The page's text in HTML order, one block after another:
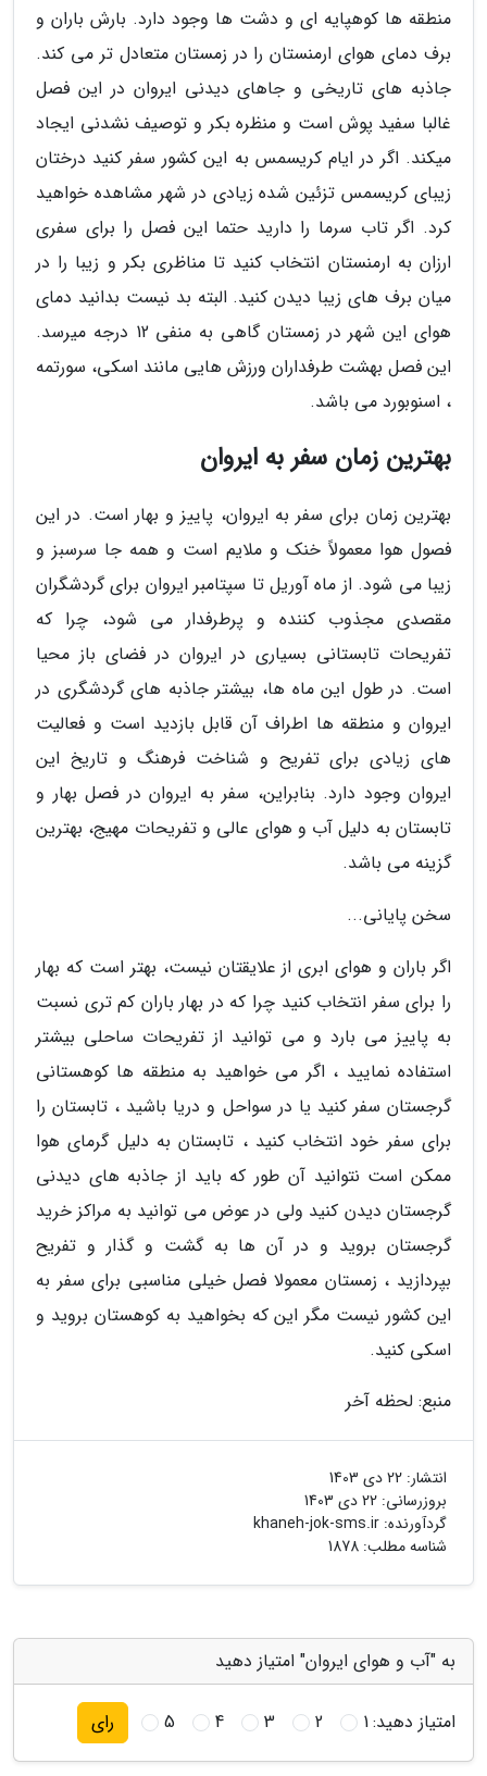
منطقه ها کوهپایه ای و دشت ها وجود دارد. بارش باران و
برف دمای هوای ارمنستان را در زمستان متعادل تر می کند.
جاذبه های تاریخی و جاهای دیدنی ایروان در این فصل
غالبا سفید پوش است و منظره بکر و توصیف نشدنی ایجاد
میکند. اگر در ایام کریسمس به این کشور سفر کنید درختان
زیبای کریسمس تزئین شده زیادی در شهر مشاهده خواهید
کرد. اگر تاب سرما را دارید حتما این فصل را برای سفری
ارزان به ارمنستان انتخاب کنید تا مناظری بکر و زیبا را در
میان برف های زیبا دیدن کنید. البته بد نیست بدانید دمای
هوای این شهر در زمستان گاهی به منفی 12 درجه میرسد.
این فصل بهشت طرفداران ورزش هایی مانند اسکی، سورتمه
، اسنوبورد می باشد.
بهترین زمان سفر به ایروان
بهترین زمان برای سفر به ایروان، پاییز و بهار است. در این
فصول هوا معمولاً خنک و ملایم است و همه جا سرسبز و
زیبا می شود. از ماه آوریل تا سپتامبر ایروان برای گردشگران
مقصدی مجذوب کننده و پرطرفدار می شود، چرا که
تفریحات تابستانی بسیاری در ایروان در فضای باز محیا
است. در طول این ماه ها، بیشتر جاذبه های گردشگری در
ایروان و منطقه ها اطراف آن قابل بازدید است و فعالیت
های زیادی برای تفریح و شناخت فرهنگ و تاریخ این
ایروان وجود دارد. بنابراین، سفر به ایروان در فصل بهار و
تابستان به دلیل آب و هوای عالی و تفریحات مهیج، بهترین
گزینه می باشد.
سخن پایانی...
اگر باران و هوای ابری از علایقتان نیست، بهتر است که بهار
را برای سفر انتخاب کنید چرا که در بهار باران کم تری نسبت
به پاییز می بارد و می توانید از تفریحات ساحلی بیشتر
استفاده نمایید ، اگر می خواهید به منطقه ها کوهستانی
گرجستان سفر کنید یا در سواحل و دریا باشید ، تابستان را
برای سفر خود انتخاب کنید ، تابستان به دلیل گرمای هوا
ممکن است نتوانید آن طور که باید از جاذبه های دیدنی
گرجستان دیدن کنید ولی در عوض می توانید به مراکز خرید
گرجستان بروید و در آن ها به گشت و گذار و تفریح
بپردازید ، زمستان معمولا فصل خیلی مناسبی برای سفر به
این کشور نیست مگر این که بخواهید به کوهستان بروید و
اسکی کنید.
منبع: لحظه آخر
انتشار: 22 دی 1403
بروزرسانی: 22 دی 1403
گردآورنده: khaneh-jok-sms.ir
شناسه مطلب: 1878
به "آب و هوای ایروان" امتیاز دهید
امتیاز دهید:1
2
3
4
5 رای